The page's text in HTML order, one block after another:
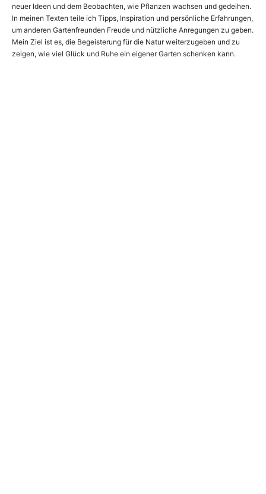
neuer Ideen und dem Beobachten, wie Pflanzen wachsen und gedeihen.
In meinen Texten teile ich Tipps, Inspiration und persönliche Erfahrungen,
um anderen Gartenfreunden Freude und nützliche Anregungen zu geben.
Mein Ziel ist es, die Begeisterung für die Natur weiterzugeben und zu
zeigen, wie viel Glück und Ruhe ein eigener Garten schenken kann.